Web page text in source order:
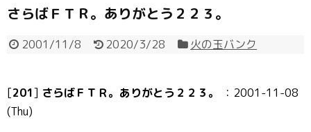
さらばＦＴＲ。ありがとう２２３。
2001/11/8 2020/3/28 火の玉バンク
[201] さらばＦＴＲ。ありがとう２２３。
：2001-11-08
(Thu)